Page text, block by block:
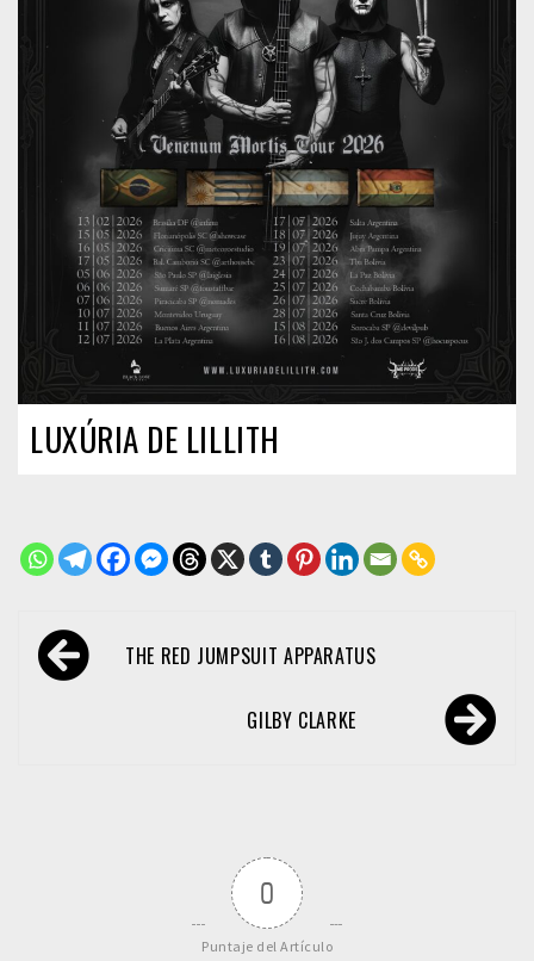
LUXÚRIA DE LILLITH
Navegación
de THE RED JUMPSUIT APPARATUS
GILBY CLARKE
0
Puntaje del Artículo